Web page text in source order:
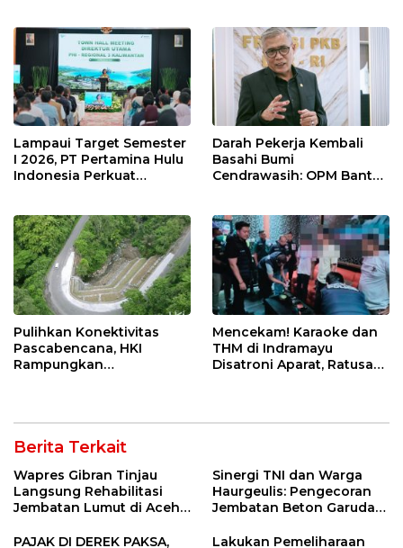
Rutin dan Edukasi
Perawatan Gigi
Lampaui Target Semester
I 2026, PT Pertamina Hulu
Indonesia Perkuat
Keselamatan Kerja
Darah Pekerja Kembali
Basahi Bumi
Cendrawasih: OPM Bantai
Pulihkan Konektivitas
Pascabencana, HKI
Rampungkan
Mencekam! Karaoke dan
THM di Indramayu
Disatroni Aparat, Ratusan
Berita Terkait
Wapres Gibran Tinjau
Langsung Rehabilitasi
Jembatan Lumut di Aceh
Konektivitas Pulih Cepat
Sinergi TNI dan Warga
Haurgeulis: Pengecoran
Jembatan Beton Garuda
PAJAK DI DEREK PAKSA,
Lakukan Pemeliharaan